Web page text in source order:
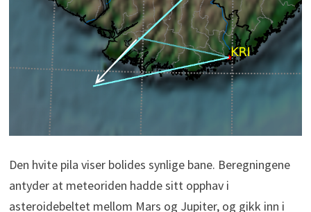
Den hvite pila viser bolides synlige bane. Beregningene
antyder at meteoriden hadde sitt opphav i
asteroidebeltet mellom Mars og Jupiter, og gikk inn i